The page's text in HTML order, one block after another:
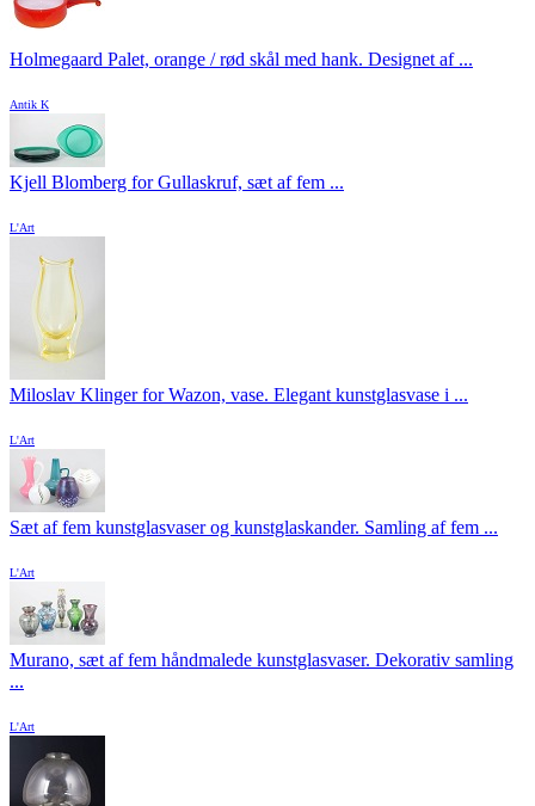
Holmegaard Palet, orange / rød skål med hank. Designet af ...
Antik K
Kjell Blomberg for Gullaskruf, sæt af fem ...
L'Art
Miloslav Klinger for Wazon, vase. Elegant kunstglasvase i ...
L'Art
Sæt af fem kunstglasvaser og kunstglaskander. Samling af fem ...
L'Art
Murano, sæt af fem håndmalede kunstglasvaser. Dekorativ samling
...
L'Art